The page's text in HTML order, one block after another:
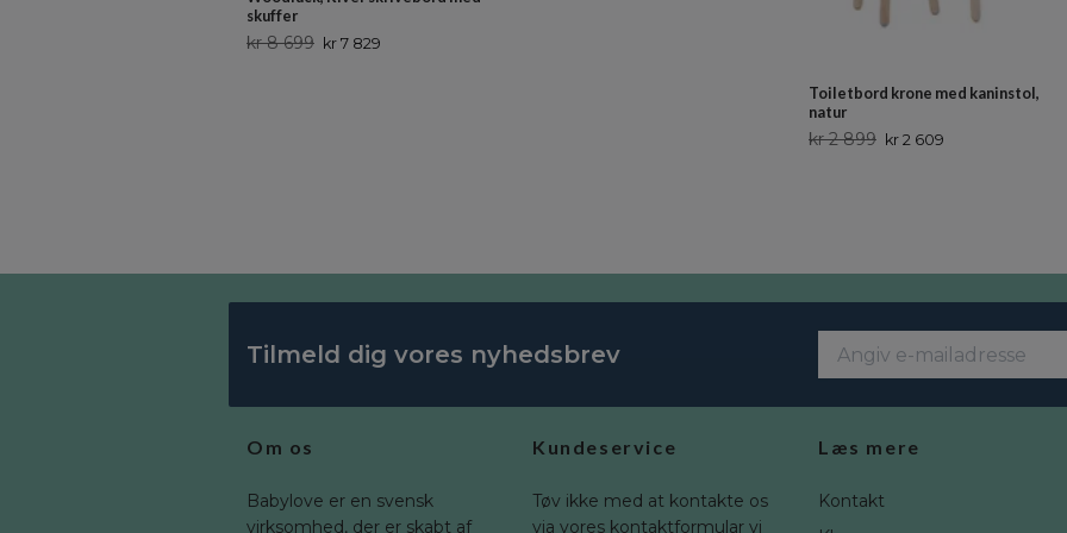
skuffer
kr 8 699 kr 7 829
Toiletbord krone med kaninstol,
natur
kr 2 899 kr 2 609
Tilmeld dig vores nyhedsbrev
Om os
Babylove er en svensk
virksomhed, der er skabt af
Kundeservice
Tøv ikke med at kontakte os
via vores kontaktformular vi
Læs mere
Kontakt